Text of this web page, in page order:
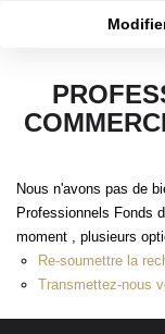
Sélectionnez...
Type de bien
Créer une
Nous n'avons pas de
Professionnels Fonds
moment , plusieurs
Re-soumettre la
Transmettez-nous